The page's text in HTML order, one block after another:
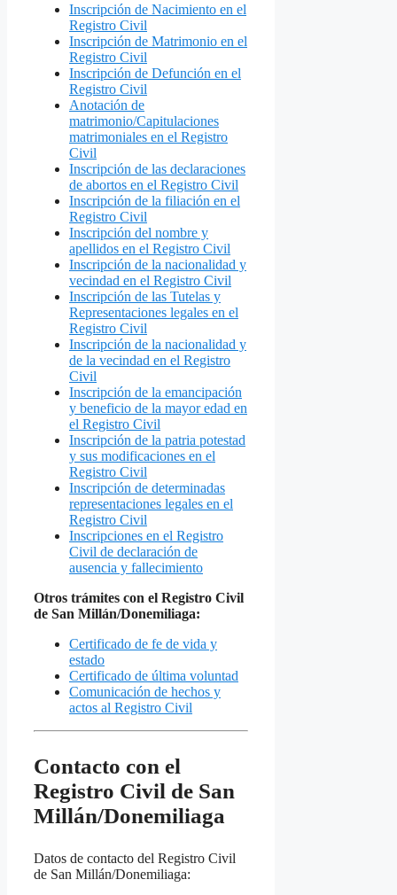
Inscripción de Nacimiento en el
Registro Civil
Inscripción de Matrimonio en el
Registro Civil
Inscripción de Defunción en el
Registro Civil
Anotación de
matrimonio/Capitulaciones
matrimoniales en el Registro
Civil
Inscripción de las declaraciones
de abortos en el Registro Civil
Inscripción de la filiación en el
Registro Civil
Inscripción del nombre y
apellidos en el Registro Civil
Inscripción de la nacionalidad y
vecindad en el Registro Civil
Inscripción de las Tutelas y
Representaciones legales en el
Registro Civil
Inscripción de la nacionalidad y
de la vecindad en el Registro
Civil
Inscripción de la emancipación
y beneficio de la mayor edad en
el Registro Civil
Inscripción de la patria potestad
y sus modificaciones en el
Registro Civil
Inscripción de determinadas
representaciones legales en el
Registro Civil
Inscripciones en el Registro
Civil de declaración de
ausencia y fallecimiento
Otros trámites con el Registro Civil
de San Millán/Donemiliaga:
Certificado de fe de vida y
estado
Certificado de última voluntad
Comunicación de hechos y
actos al Registro Civil
Contacto con el
Registro Civil de San
Millán/Donemiliaga
Datos de contacto del Registro Civil
de San Millán/Donemiliaga: